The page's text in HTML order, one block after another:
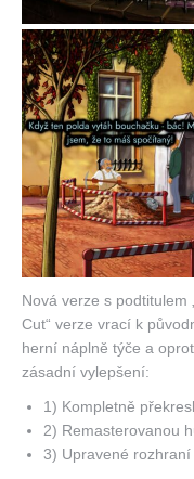
Nová verze s podtitulem
Cut“ verze vrací k
herní náplně týče a
zásadní vylepšení:
1) Kompletně
2) Remasterovanou
3) Upravené